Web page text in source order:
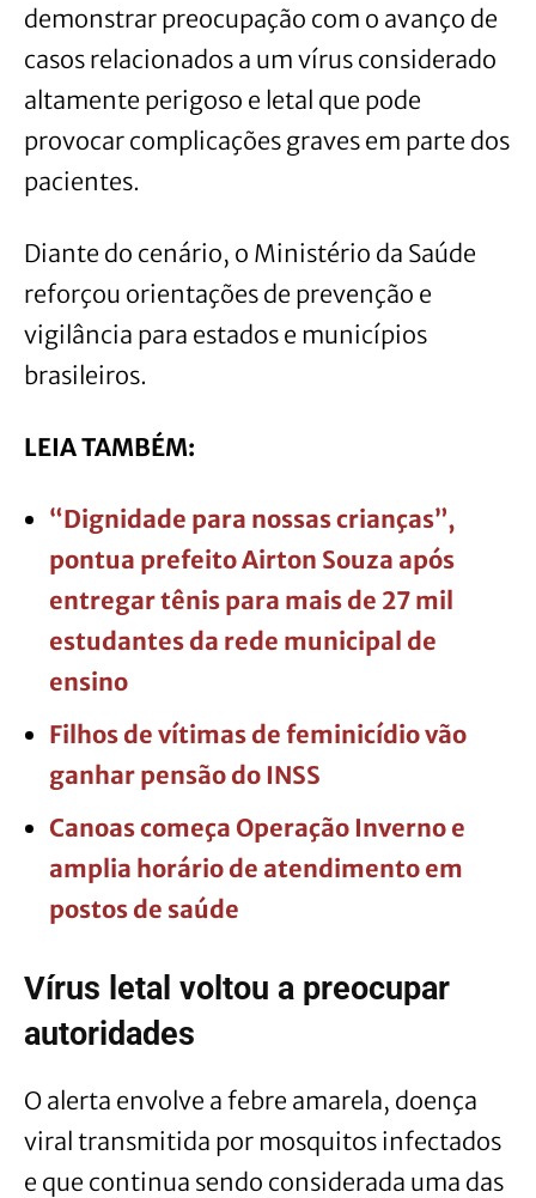
demonstrar preocupação com o avanço de
casos relacionados a um vírus considerado
altamente perigoso e letal que pode
provocar complicações graves em parte dos
pacientes.
Diante do cenário, o Ministério da Saúde
reforçou orientações de prevenção e
vigilância para estados e municípios
brasileiros.
LEIA TAMBÉM:
“Dignidade para nossas crianças”,
pontua prefeito Airton Souza após
entregar tênis para mais de 27 mil
estudantes da rede municipal de
ensino
Filhos de vítimas de feminicídio vão
ganhar pensão do INSS
Canoas começa Operação Inverno e
amplia horário de atendimento em
postos de saúde
Vírus letal voltou a preocupar
autoridades
O alerta envolve a febre amarela, doença
viral transmitida por mosquitos infectados
e que continua sendo considerada uma das